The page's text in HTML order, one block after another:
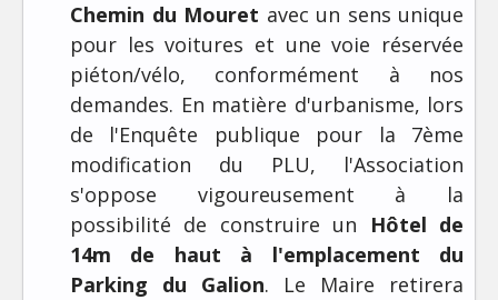
Chemin du Mouret avec un sens unique
pour les voitures et une voie réservée
piéton/vélo, conformément à nos
demandes. En matière d'urbanisme, lors
de l'Enquête publique pour la 7ème
modification du PLU, l'Association
s'oppose vigoureusement à la
possibilité de construire un Hôtel de
14m de haut à l'emplacement du
Parking du Galion. Le Maire retirera